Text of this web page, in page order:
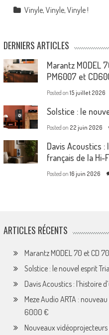
Vinyle, Vinyle, Vinyle !
DERNIERS ARTICLES
Marantz MODEL
PM6007 et
Posted on 15 juillet 2026
Solstice : le
Posted on 22 juin 2026
Davis Acoustics :
français de la Hi-
Posted on 16 juin 2026
ARTICLES RÉCENTS
Marantz MODEL 70 et CD
Solstice : le nouvel esprit
Davis Acoustics : l’histoire
Meze Audio ARTA :
6000 €
Nouveaux vidéoprojecteurs